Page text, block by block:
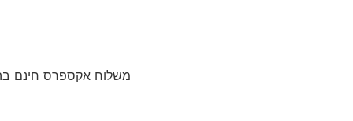
משלוח אקספרס חינם בהזמנה מעל 199 ש”ח. משלוח עם שליח עד 3 ימי עסקים